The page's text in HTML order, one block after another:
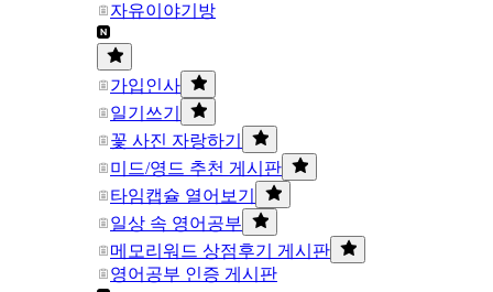
자유이야기방
가입인사
일기쓰기
꽃 사진 자랑하기
미드/영드 추천 게시판
타임캡슐 열어보기
일상 속 영어공부
메모리워드 상점후기 게시판
영어공부 인증 게시판